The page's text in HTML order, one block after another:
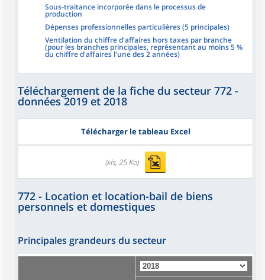
Sous-traitance incorporée dans le processus de
production
Dépenses professionnelles particulières (5 principales)
Ventilation du chiffre d'affaires hors taxes par branche
(pour les branches principales, représentant au moins 5 %
du chiffre d'affaires l'une des 2 années)
Téléchargement de la fiche du secteur 772 -
données 2019 et 2018
Télécharger le tableau Excel
(xls, 25 Ko)
772 - Location et location-bail de biens
personnels et domestiques
Principales grandeurs du secteur